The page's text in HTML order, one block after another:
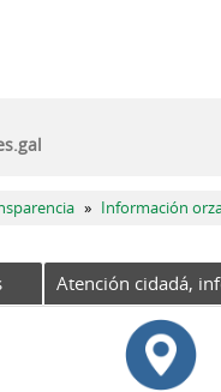
» Información
Atención cidadá,